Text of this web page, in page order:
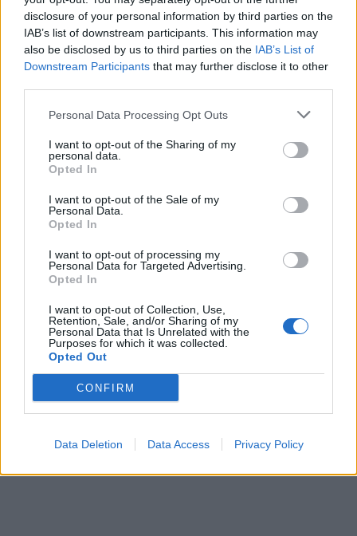
disclosure of your personal information by third parties on the
IAB’s list of downstream participants. This information may
also be disclosed by us to third parties on the IAB’s List of
Downstream Participants that may further disclose it to other
Personal Data Processing Opt Outs
I want to opt-out of the Sharing of my
personal data.
Opted In
I want to opt-out of the Sale of my
Personal Data.
Opted In
I want to opt-out of processing my
Personal Data for Targeted Advertising.
Opted In
I want to opt-out of Collection, Use,
Retention, Sale, and/or Sharing of my
Personal Data that Is Unrelated with the
Purposes for which it was collected.
Opted Out
CONFIRM
Data Deletion Data Access Privacy Policy
00:00
Leonardo Maria Del Vecchio dall'ex compagna
in ospedale. Le dichiarazioni ai giornalisti